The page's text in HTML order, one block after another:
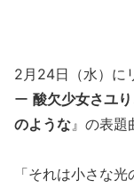
2月24日（水）に
ー 酸欠少女さユり
のような』の表題
「それは小さな